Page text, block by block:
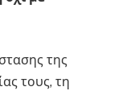
της
τους, τη